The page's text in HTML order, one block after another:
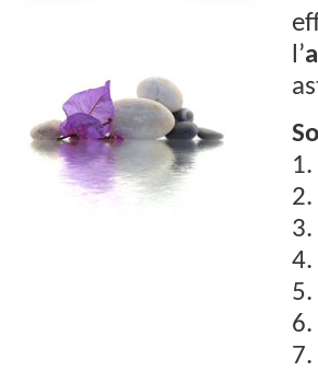
l’
2.
4.
7.